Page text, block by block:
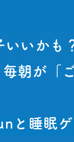
いいかも
朝が「
と 睡眠